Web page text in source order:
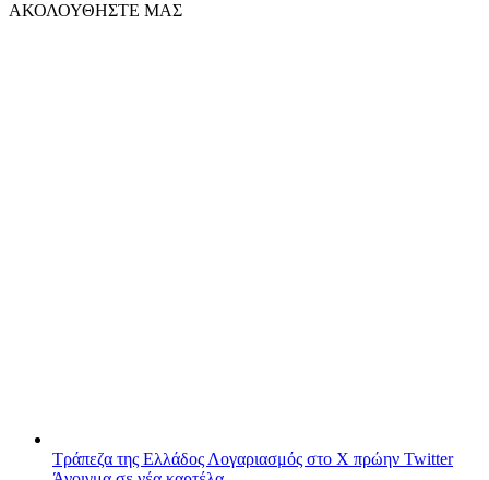
ΑΚΟΛΟΥΘΗΣΤΕ ΜΑΣ
Τράπεζα της Ελλάδος Λογαριασμός στο X πρώην Twitter